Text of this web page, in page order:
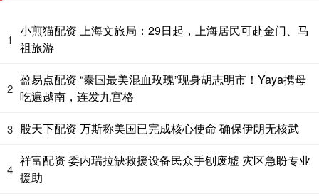
1
小煎猫配资 上海文旅局：29日起，上海居民可赴金门、马
祖旅游
2
盈易点配资 “泰国最美混血玫瑰”现身胡志明市！Yaya携母
吃遍越南，连发九宫格
3 股天下配资 万斯称美国已完成核心使命 确保伊朗无核武
4
祥富配资 委内瑞拉缺救援设备民众手刨废墟 灾区急盼专业
援助